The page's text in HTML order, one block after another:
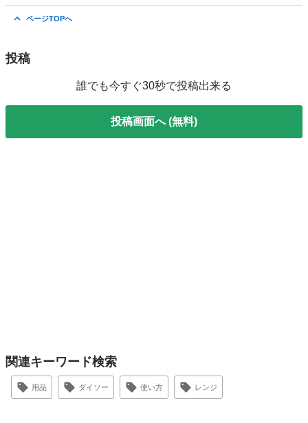
ページTOPへ
投稿
誰でも今すぐ30秒で投稿出来る
投稿画面へ (無料)
関連キーワード検索
用品 ダイソー 使い方 レンジ